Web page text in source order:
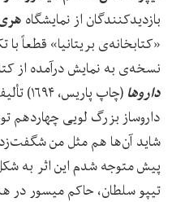
بازدیدکنندگان از نمایشگاههری
«کتابخانه‌ی بریتانیا» قطعاً با تک
نسخهی به نمایش درآمده از
داروها
داروساز بزرگ لویی چهاردهم توجه
شاید آنها هم مثل من شگفتزده
پیش متوجه شدم این اثر به شکل